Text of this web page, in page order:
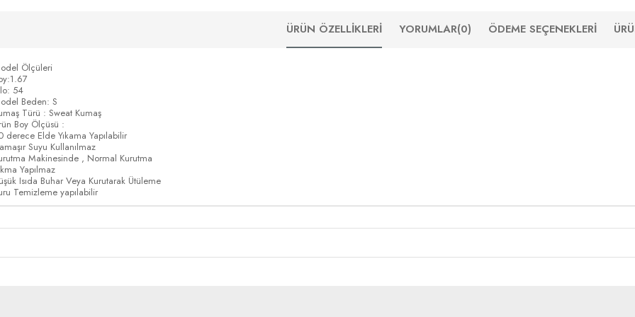
ÜRÜN ÖZELLIKLERI YORUMLAR(0) ÖDEME SEÇENEKLERI
Ölçüleri
54
Beden: S
Türü : Sweat Kumaş
Boy Ölçüsü :
derece Elde Yıkama Yapılabilir
Suyu Kullanılmaz
Makinesinde , Normal Kurutma
Yapılmaz
Isıda Buhar Veya Kurutarak Ütüleme
Temizleme yapılabilir